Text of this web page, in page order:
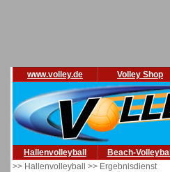
www.volley.de Volley Shop
Hallenvolleyball Beach-Volleyball
>> Hallenvolleyball >> Ergebnisdienst